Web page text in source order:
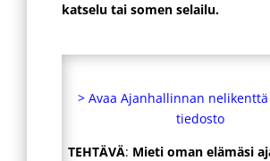
katselu tai somen selailu.
> Avaa Ajanhallinnan
tiedosto
TEHTÄVÄ: Mieti oman elämäsi